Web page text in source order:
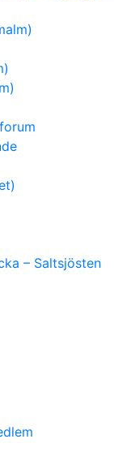
– Saltsjösten